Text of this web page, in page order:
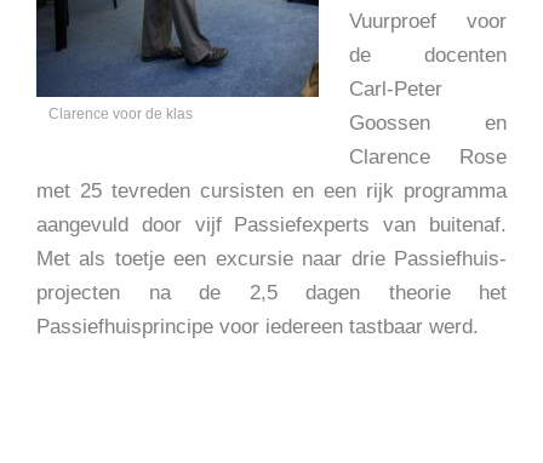
Clarence voor de klas
Vuurproef voor
de docenten
Carl-Peter
Goossen en
Clarence Rose
met 25 tevreden cursisten en een rijk programma
aangevuld door vijf Passiefexperts van buitenaf.
Met als toetje een excursie naar drie Passiefhuis-
projecten na de 2,5 dagen theorie het
Passiefhuisprincipe voor iedereen tastbaar werd.